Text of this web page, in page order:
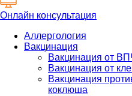
Онлайн консультация
Аллергология
Вакцинация
Вакцинация от
Вакцинация от
Вакцинация
коклюша